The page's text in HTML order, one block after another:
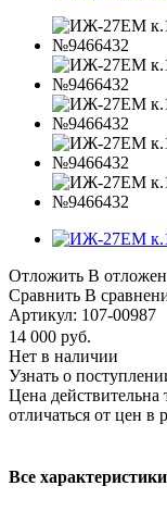
Отложить В
Сравнить В
Артикул: 107-00987
14 000 руб.
Нет в наличии
Узнать о
Цена действительна
отличаться от цен в
Все характеристики